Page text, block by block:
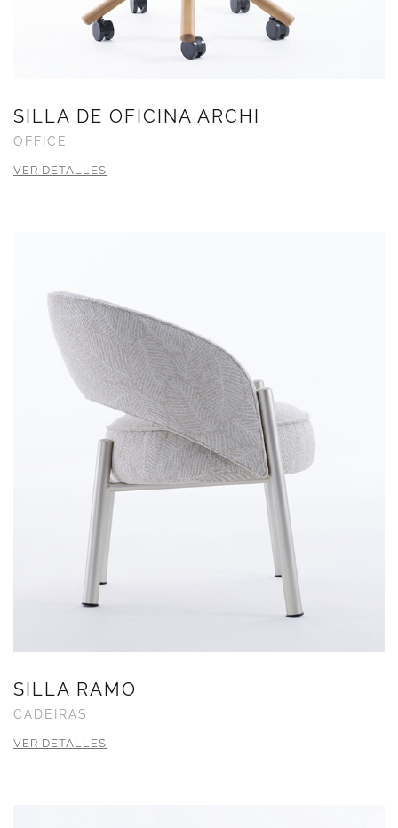
SILLA DE OFICINA ARCHI
OFFICE
VER DETALLES
SILLA RAMO
CADEIRAS
VER DETALLES